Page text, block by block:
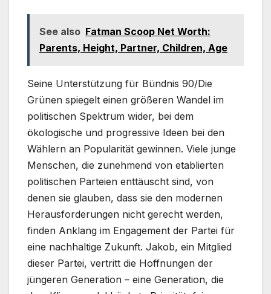
See also Fatman Scoop Net Worth:
Parents, Height, Partner, Children, Age
Seine Unterstützung für Bündnis 90/Die
Grünen spiegelt einen größeren Wandel im
politischen Spektrum wider, bei dem
ökologische und progressive Ideen bei den
Wählern an Popularität gewinnen. Viele junge
Menschen, die zunehmend von etablierten
politischen Parteien enttäuscht sind, von
denen sie glauben, dass sie den modernen
Herausforderungen nicht gerecht werden,
finden Anklang im Engagement der Partei für
eine nachhaltige Zukunft. Jakob, ein Mitglied
dieser Partei, vertritt die Hoffnungen der
jüngeren Generation – eine Generation, die